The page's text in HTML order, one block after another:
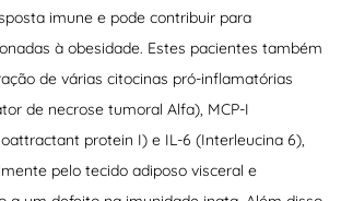
imune e pode contribuir para
à obesidade. Estes pacientes também
de várias citocinas pró-inflamatórias
de necrose tumoral Alfa), MCP-I
protein I) e IL-6 (Interleucina 6),
pelo tecido adiposo visceral e